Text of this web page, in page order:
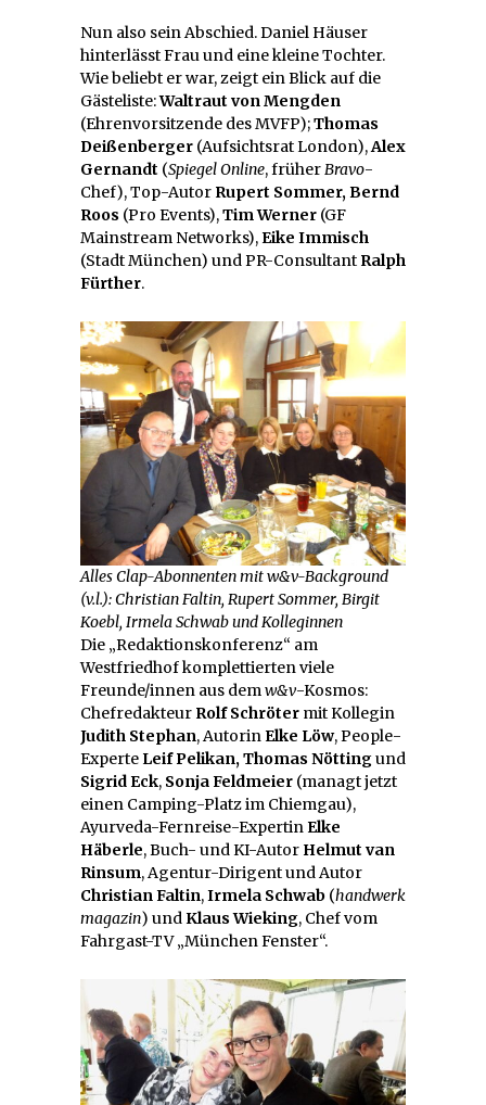
Nun also sein Abschied. Daniel Häuser
hinterlässt Frau und eine kleine Tochter.
Wie beliebt er war, zeigt ein Blick auf die
Gästeliste:Waltraut von Mengden
(Ehrenvorsitzende des MVFP);Thomas
Deißenberger (Aufsichtsrat London),Alex
Gernandt (Spiegel Online, früherBravo-
Chef), Top-Autor Rupert Sommer,Bernd
Roos (Pro Events),Tim Werner (GF
Mainstream Networks),Eike Immisch
(Stadt München) und PR-Consultant Ralph
Fürther.
Alles Clap-Abonnenten mit w&v-Background
(v.l.): Christian Faltin, Rupert Sommer, Birgit
Koebl, Irmela Schwab und Kolleginnen
Die „Redaktionskonferenz“ am
Westfriedhof komplettierten viele
Freunde/innen aus demw&v-Kosmos:
Chefredakteur Rolf Schröter mit Kollegin
Judith Stephan, AutorinElke Löw, People-
Experte Leif Pelikan,Thomas Nöttingund
Sigrid Eck, Sonja Feldmeier (managt jetzt
einen Camping-Platz im Chiemgau),
Ayurveda-Fernreise-ExpertinElke
Häberle, Buch- und KI-Autor Helmut van
Rinsum, Agentur-Dirigent und Autor
Christian Faltin,Irmela Schwab (handwerk
magazin) undKlaus Wieking, Chef vom
Fahrgast-TV „München Fenster“.